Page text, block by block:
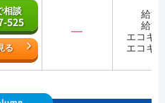
相談
525
る
―
給湯
給湯
エコキ
エコキ